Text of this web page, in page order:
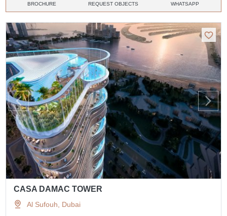
BROCHURE REQUEST OBJECTS WHATSAPP
CASA DAMAC TOWER
Al Sufouh, Dubai